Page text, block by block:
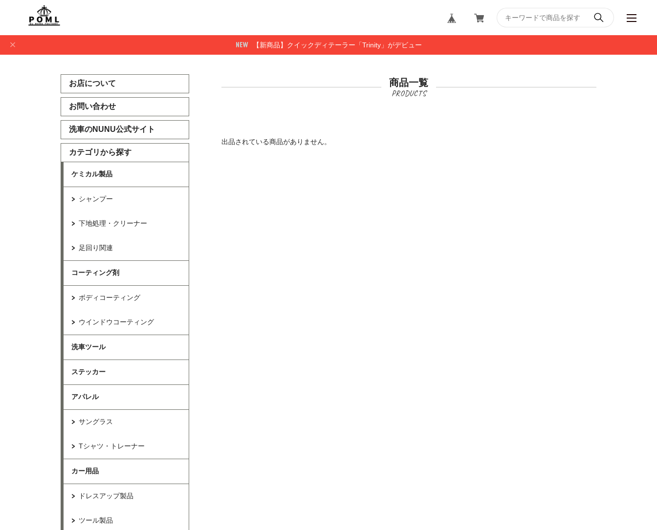
【新商品】クイックディテーラー「Trinity」がデビュー
お店について
お問い合わせ
洗車のNUNU公式サイト
カテゴリから探す
ケミカル製品
シャンプー
下地処理・クリーナー
足回り関連
コーティング剤
ボディコーティング
ウインドウコーティング
洗車ツール
ステッカー
アパレル
サングラス
Tシャツ・トレーナー
カー用品
ドレスアップ製品
ツール製品
商品一覧
出品されている商品がありません。